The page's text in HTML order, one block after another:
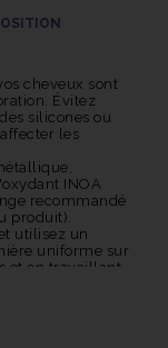
aux cendrés,
une excellente
une couleur
les plus
à la décoloration et
que votre couleur
prolongée.
une couleur riche,
subtils et les
naturelle et
cheveux sont
Évitez
silicones ou
les
INOA
recommandé
produit).
utilisez un
uniforme sur
et en travaillant
avec la
spécifiques). Le